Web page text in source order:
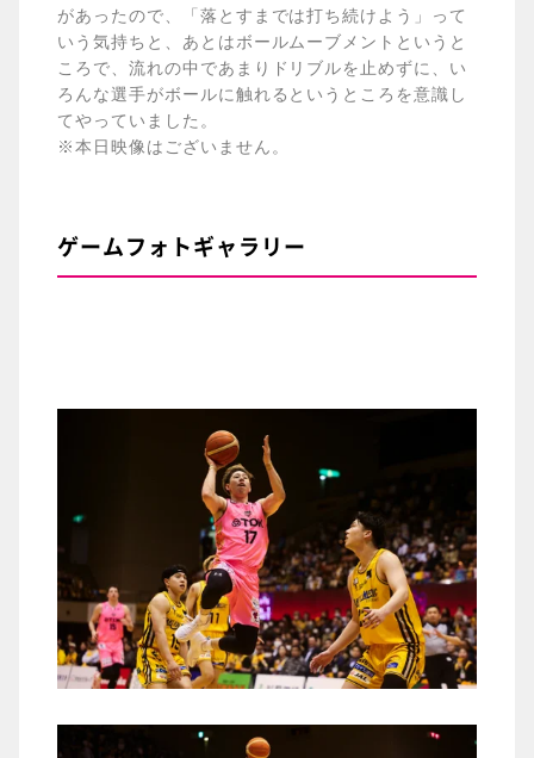
があったので、「落とすまでは打ち続けよう」って
いう気持ちと、あとはボールムーブメントというと
ころで、流れの中であまりドリブルを止めずに、い
ろんな選手がボールに触れるというところを意識し
てやっていました。
※本日映像はございません。
ゲームフォトギャラリー